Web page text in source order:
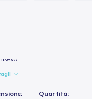
Quantità: